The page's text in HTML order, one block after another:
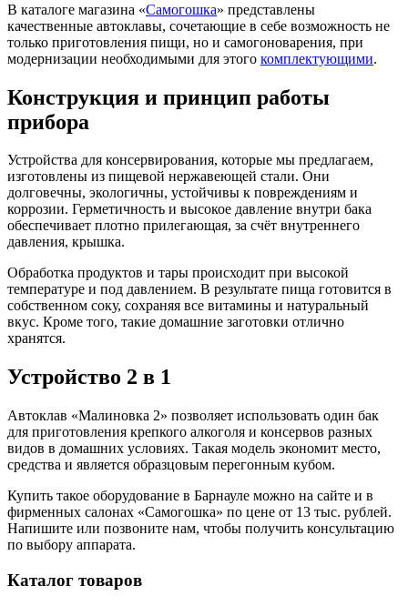
В каталоге магазина «Самогошка» представлены
качественные автоклавы, сочетающие в себе возможность не
только приготовления пищи, но и самогоноварения, при
модернизации необходимыми для этого комплектующими.
Конструкция и принцип работы
прибора
Устройства для консервирования, которые мы предлагаем,
изготовлены из пищевой нержавеющей стали. Они
долговечны, экологичны, устойчивы к повреждениям и
коррозии. Герметичность и высокое давление внутри бака
обеспечивает плотно прилегающая, за счёт внутреннего
давления, крышка.
Обработка продуктов и тары происходит при высокой
температуре и под давлением. В результате пища готовится в
собственном соку, сохраняя все витамины и натуральный
вкус. Кроме того, такие домашние заготовки отлично
хранятся.
Устройство 2 в 1
Автоклав «Малиновка 2» позволяет использовать один бак
для приготовления крепкого алкоголя и консервов разных
видов в домашних условиях. Такая модель экономит место,
средства и является образцовым перегонным кубом.
Купить такое оборудование в Барнауле можно на сайте и в
фирменных салонах «Самогошка» по цене от 13 тыс. рублей.
Напишите или позвоните нам, чтобы получить консультацию
по выбору аппарата.
Каталог товаров